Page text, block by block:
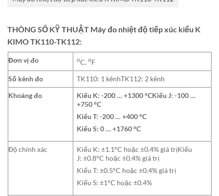
THÔNG SỐ KỸ THUẬT Máy đo nhiệt độ tiếp xúc kiểu K
KIMO TK110-TK112:
Đơn vị đo oC,oF
Số kênh đo
TK110: 1 kênhTK112: 2 kênh
Khoảng đo
Kiểu K: -200 … +1300 °CKiểu J: -100 …
+750 °C
Kiểu T: -200 … +400 °C
Kiểu S: 0 … +1760 °C
Độ chính xác
Kiểu K: ±1.1°C hoặc ±0.4% giá trịKiểu
J: ±0.8°C hoặc ±0.4% giá trị
Kiểu T: ±0.5°C hoặc ±0.4% giá trị
Kiểu S: ±1°C hoặc ±0.4%